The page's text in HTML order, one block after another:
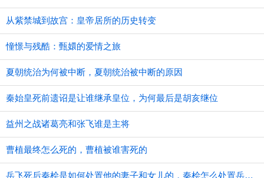
从紫禁城到故宫：皇帝居所的历史转变
憧憬与残酷：甄嬛的爱情之旅
夏朝统治为何被中断，夏朝统治被中断的原因
秦始皇死前遗诏是让谁继承皇位，为何最后是胡亥继位
益州之战诸葛亮和张飞谁是主将
曹植最终怎么死的，曹植被谁害死的
​岳飞死后秦桧是如何处置他的妻子和女儿的，秦桧怎么处置岳飞家人的